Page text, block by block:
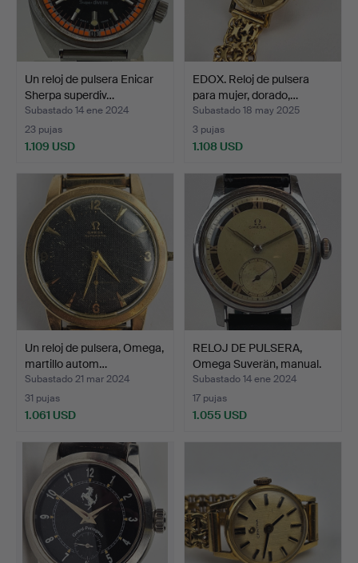
Un reloj de pulsera Enicar
Sherpa superdiv…
Subastado 14 ene 2024
23 pujas
1.109 USD
EDOX. Reloj de pulsera
para mujer, dorado,…
Subastado 18 may 2025
3 pujas
1.108 USD
Un reloj de pulsera, Omega,
martillo autom…
Subastado 21 mar 2024
31 pujas
1.061 USD
RELOJ DE PULSERA,
Omega Suverän, manual.
Subastado 14 ene 2024
17 pujas
1.055 USD